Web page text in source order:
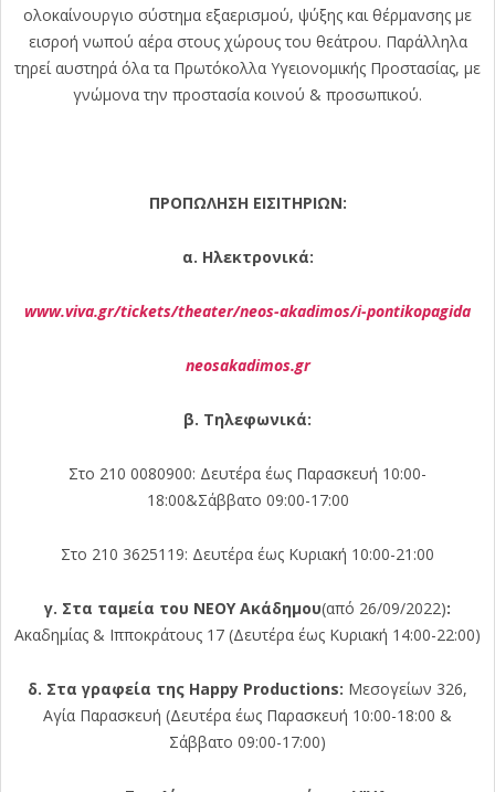
ολοκαίνουργιο σύστημα εξαερισμού, ψύξης και θέρμανσης με
εισροή νωπού αέρα στους χώρους του θεάτρου. Παράλληλα
τηρεί αυστηρά όλα τα Πρωτόκολλα Υγειονομικής Προστασίας, με
γνώμονα την προστασία κοινού & προσωπικού.
ΠΡΟΠΩΛΗΣΗ ΕΙΣΙΤΗΡΙΩΝ:
α. Ηλεκτρονικά:
www.viva.gr/tickets/theater/neos-akadimos/i-pontikopagida
neosakadimos.gr
β. Τηλεφωνικά:
Στο 210 0080900: Δευτέρα έως Παρασκευή 10:00-
18:00&Σάββατο 09:00-17:00
Στο 210 3625119: Δευτέρα έως Κυριακή 10:00-21:00
γ. Στα ταμεία του ΝΕΟΥ Ακάδημου(από 26/09/2022):
Ακαδημίας & Ιπποκράτους 17 (Δευτέρα έως Κυριακή 14:00-22:00)
δ. Στα γραφεία της Happy Productions: Μεσογείων 326,
Αγία Παρασκευή (Δευτέρα έως Παρασκευή 10:00-18:00 &
Σάββατο 09:00-17:00)